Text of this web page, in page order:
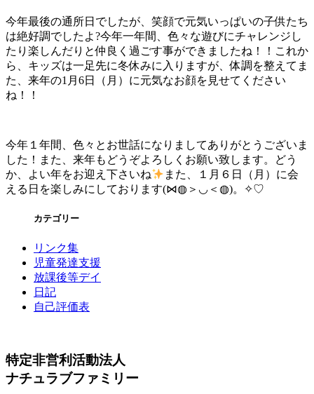
今年最後の通所日でしたが、笑顔で元気いっぱいの子供たち
は絶好調でしたよ?今年一年間、色々な遊びにチャレンジし
たり楽しんだりと仲良く過ごす事ができましたね！！これか
ら、キッズは一足先に冬休みに入りますが、体調を整えてま
た、来年の1月6日（月）に元気なお顔を見せてください
ね！！
今年１年間、色々とお世話になりましてありがとうございま
した！また、来年もどうぞよろしくお願い致します。どう
か、よい年をお迎え下さいね
また、１月６日（月）に会
える日を楽しみにしております(⋈◍＞◡＜◍)。✧♡
カテゴリー
リンク集
児童発達支援
放課後等デイ
日記
自己評価表
特定非営利活動法人
ナチュラブファミリー